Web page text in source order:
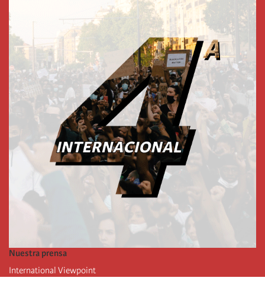
Nuestra prensa
International Viewpoint